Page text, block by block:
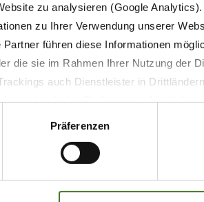
zu analysieren (Google Analytics).
zu Ihrer Verwendung unserer
Partner führen diese Informationen
die sie im Rahmen Ihrer Nutzung der
auch Dienstleister in
wodurch das Risiko von
Präferenzen